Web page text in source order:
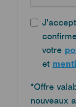
votre
et
*Offre
nouveaux